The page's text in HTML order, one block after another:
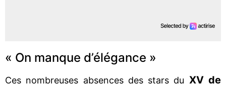
« On manque d’élégance »
Ces nombreuses absences des stars du XV de